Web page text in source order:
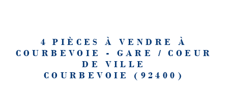
4 PIÈCES À VENDRE À
COURBEVOIE - GARE / COEUR
DE VILLE
COURBEVOIE (92400)